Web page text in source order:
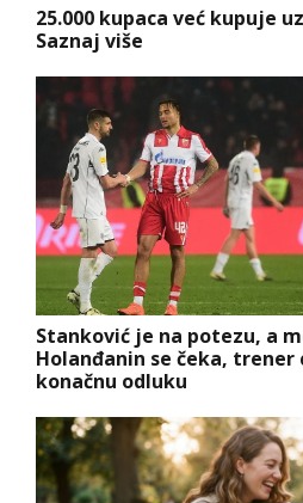
25.000 kupaca već kupuje
Saznaj više
Stanković je na potezu, a
Holanđanin se čeka, trener
konačnu odluku